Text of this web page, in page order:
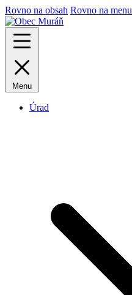
Rovno na obsah Rovno na menu
Menu
Úrad